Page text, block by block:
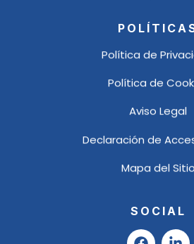
Política de
Política de
Aviso Legal
Declaración de
Mapa del Sitio
SOCIAL
F
L